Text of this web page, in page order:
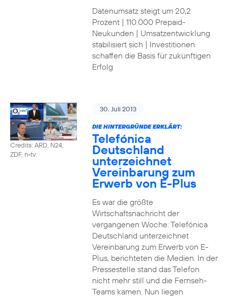
Datenumsatz steigt um 20,2
Prozent | 110.000 Prepaid-
Neukunden | Umsatzentwicklung
stabilisiert sich | Investitionen
schaffen die Basis für zukünftigen
Erfolg
Credits: ARD, N24,
ZDF, n-tv
30. Juli 2013
DIE HINTERGRÜNDE ERKLÄRT:
Telefónica
Deutschland
unterzeichnet
Vereinbarung zum
Erwerb von E-Plus
Es war die größte
Wirtschaftsnachricht der
vergangenen Woche: Telefónica
Deutschland unterzeichnet
Vereinbarung zum Erwerb von E-
Plus, berichteten die Medien. In der
Pressestelle stand das Telefon
nicht mehr still und die Fernseh-
Teams kamen. Nun liegen